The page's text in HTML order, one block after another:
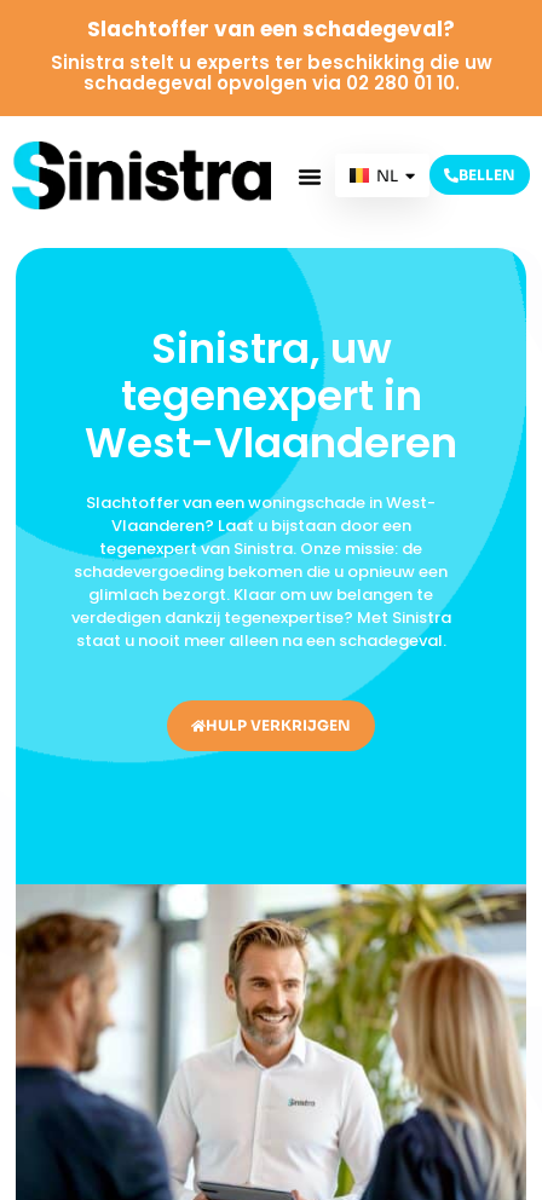
Slachtoffer van een schadegeval?
Sinistra stelt u experts ter beschikking die uw
schadegeval opvolgen via 02 280 01 10.
NL
FR BELLEN
Sinistra, uw
tegenexpert in
West-Vlaanderen
Slachtoffer van een woningschade in West-
Vlaanderen? Laat u bijstaan door een
tegenexpert van Sinistra. Onze missie: de
schadevergoeding bekomen die u opnieuw een
glimlach bezorgt. Klaar om uw belangen te
verdedigen dankzij tegenexpertise? Met Sinistra
staat u nooit meer alleen na een schadegeval.
HULP VERKRIJGEN